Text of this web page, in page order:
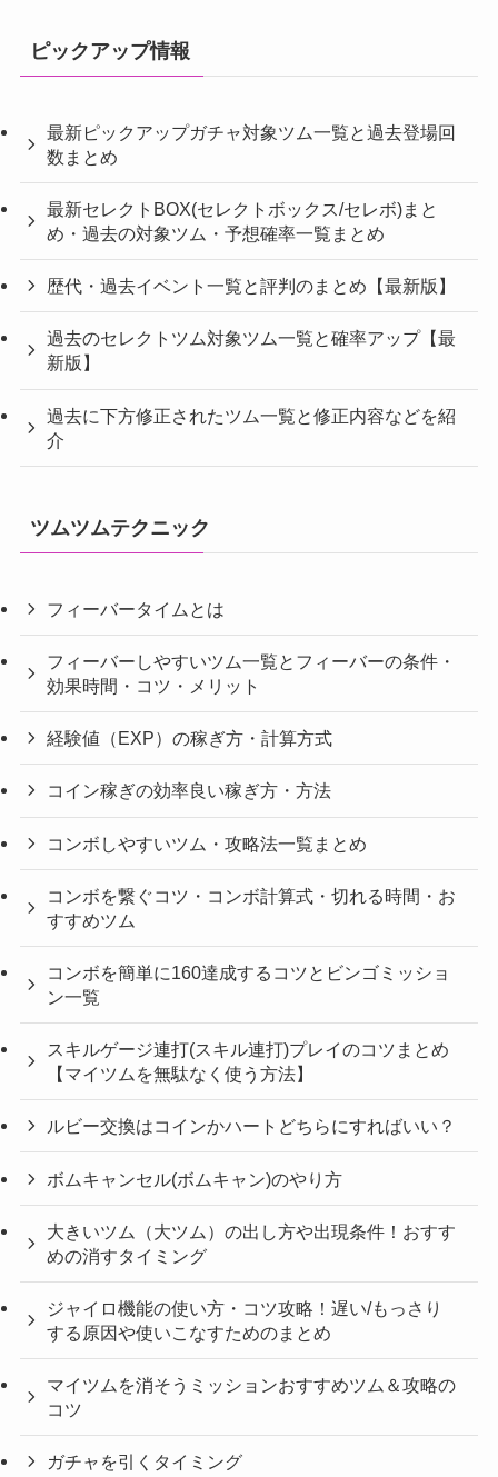
ピックアップ情報
最新ピックアップガチャ対象ツム一覧と過去登場回
数まとめ
最新セレクトBOX(セレクトボックス/セレボ)まと
め・過去の対象ツム・予想確率一覧まとめ
歴代・過去イベント一覧と評判のまとめ【最新版】
過去のセレクトツム対象ツム一覧と確率アップ【最
新版】
過去に下方修正されたツム一覧と修正内容などを紹
介
ツムツムテクニック
フィーバータイムとは
フィーバーしやすいツム一覧とフィーバーの条件・
効果時間・コツ・メリット
経験値（EXP）の稼ぎ方・計算方式
コイン稼ぎの効率良い稼ぎ方・方法
コンボしやすいツム・攻略法一覧まとめ
コンボを繋ぐコツ・コンボ計算式・切れる時間・お
すすめツム
コンボを簡単に160達成するコツとビンゴミッショ
ン一覧
スキルゲージ連打(スキル連打)プレイのコツまとめ
【マイツムを無駄なく使う方法】
ルビー交換はコインかハートどちらにすればいい？
ボムキャンセル(ボムキャン)のやり方
大きいツム（大ツム）の出し方や出現条件！おすす
めの消すタイミング
ジャイロ機能の使い方・コツ攻略！遅い/もっさり
する原因や使いこなすためのまとめ
マイツムを消そうミッションおすすめツム＆攻略の
コツ
ガチャを引くタイミング